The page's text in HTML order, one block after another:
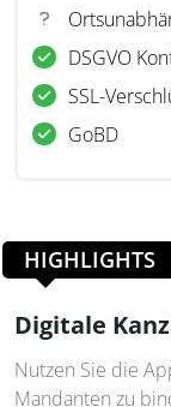
DSGVO
SSL-
GoBD
HIGHLIGHTS
Digitale
Nutzen Sie die
Mandanten zu